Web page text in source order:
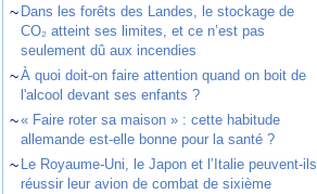
~ Dans les forêts des Landes, le stockage de
CO₂ atteint ses limites, et ce n’est pas
seulement dû aux incendies
~À quoi doit-on faire attention quand on boit de
l'alcool devant ses enfants ?
~« Faire roter sa maison » : cette habitude
allemande est-elle bonne pour la santé ?
~ Le Royaume-Uni, le Japon et l’Italie peuvent-ils
réussir leur avion de combat de sixième